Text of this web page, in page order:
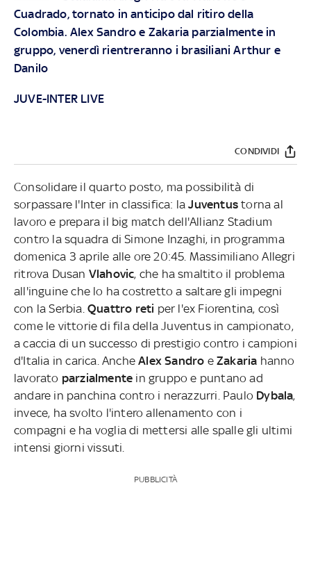
Cuadrado, tornato in anticipo dal ritiro della
Colombia. Alex Sandro e Zakaria parzialmente in
gruppo, venerdì rientreranno i brasiliani Arthur e
Danilo
JUVE-INTER LIVE
CONDIVIDI
Consolidare il quarto posto, ma possibilità di
sorpassare l'Inter in classifica: laJuventus torna al
lavoro e prepara il big match dell'Allianz Stadium
contro la squadra di Simone Inzaghi, in programma
domenica 3 aprile alle ore 20:45. Massimiliano Allegri
ritrova Dusan Vlahovic, che ha smaltito il problema
all'inguine che lo ha costretto a saltare gli impegni
con la Serbia. Quattro reti per l'ex Fiorentina, così
come le vittorie di fila della Juventus in campionato,
a caccia di un successo di prestigio contro i campioni
d'Italia in carica. AncheAlex Sandro eZakaria hanno
lavorato parzialmente in gruppo e puntano ad
andare in panchina contro i nerazzurri. Paulo Dybala,
invece, ha svolto l'intero allenamento con i
compagni e ha voglia di mettersi alle spalle gli ultimi
intensi giorni vissuti.
PUBBLICITÀ